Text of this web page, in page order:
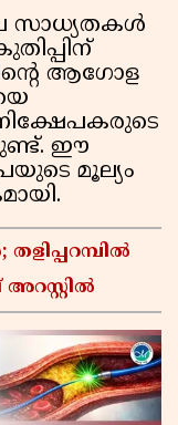
സാധ്യതകൾ
ആഗോള
ഈ
മൂല്യം